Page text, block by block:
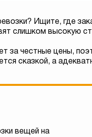
Ищите, где
слишком высокую
за честные цены,
сказкой, а
вещей на